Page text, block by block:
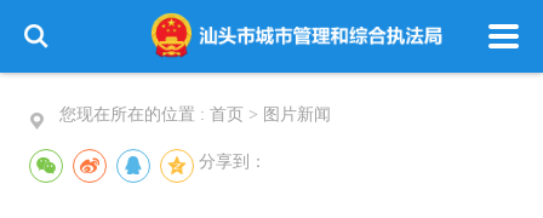
您现在所在的位置 : 首页 > 图片新闻
分享到：